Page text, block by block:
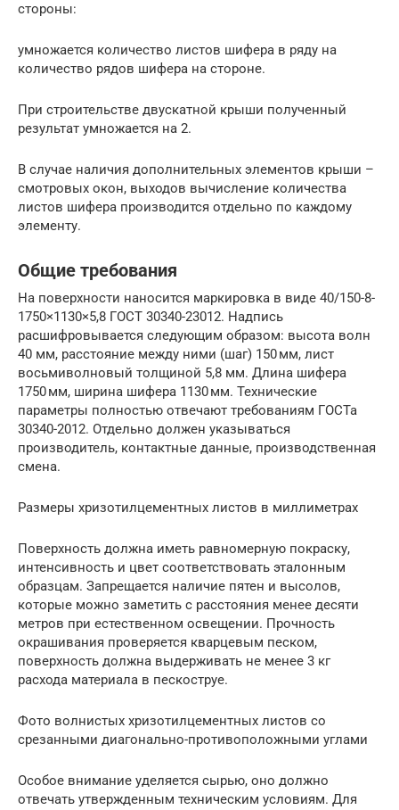
стороны:
умножается количество листов шифера в ряду на
количество рядов шифера на стороне.
При строительстве двускатной крыши полученный
результат умножается на 2.
В случае наличия дополнительных элементов крыши –
смотровых окон, выходов вычисление количества
листов шифера производится отдельно по каждому
элементу.
Общие требования
На поверхности наносится маркировка в виде 40/150-8-
1750×1130×5,8 ГОСТ 30340-23012. Надпись
расшифровывается следующим образом: высота волн
40 мм, расстояние между ними (шаг) 150 мм, лист
восьмиволновый толщиной 5,8 мм. Длина шифера
1750 мм, ширина шифера 1130 мм. Технические
параметры полностью отвечают требованиям ГОСТа
30340-2012. Отдельно должен указываться
производитель, контактные данные, производственная
смена.
Размеры хризотилцементных листов в миллиметрах
Поверхность должна иметь равномерную покраску,
интенсивность и цвет соответствовать эталонным
образцам. Запрещается наличие пятен и высолов,
которые можно заметить с расстояния менее десяти
метров при естественном освещении. Прочность
окрашивания проверяется кварцевым песком,
поверхность должна выдерживать не менее 3 кг
расхода материала в пескоструе.
Фото волнистых хризотилцементных листов со
срезанными диагонально-противоположными углами
Особое внимание уделяется сырью, оно должно
отвечать утвержденным техническим условиям. Для